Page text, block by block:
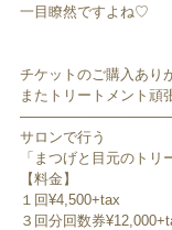
一目瞭然ですよね♡
チケットのご購入あり
またトリートメント頑
サロンで行う
「まつげと目元のトリ
【料金】
１回¥4,500+tax
３回分回数券